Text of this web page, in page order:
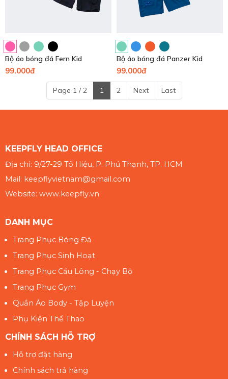
Bộ áo bóng đá Fern Kid
99.000đ
Bộ áo bóng đá Panzer Kid
99.000đ
Page 1 / 2 1 2 Next Last
KEEPFLY HEAD OFFICE
Địa chỉ: 9/27-29 Tô Hiệu, P. Phú Thạnh, TP. HCM
Mail: keepflyvietnam@gmail.com
Website: www.keepfly.vn
DANH MỤC
Trang Phục Bóng Đá
Trang Phục Sinh Hoạt
Trang Phục Cầu Lông - Chạy Bộ
Trang Phục Gym
Quần Áo Body - Tập Luyện
Phụ Kiện Thể Thao
CHÍNH SÁCH HỖ TRỢ
Hỗ trợ đặt hàng
Chính sách trả hàng